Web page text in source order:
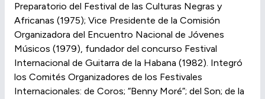
Preparatorio del Festival de las Culturas Negras y
Africanas (1975); Vice Presidente de la Comisión
Organizadora del Encuentro Nacional de Jóvenes
Músicos (1979), fundador del concurso Festival
Internacional de Guitarra de la Habana (1982). Integró
los Comités Organizadores de los Festivales
Internacionales: de Coros; “Benny Moré”; del Son; de la